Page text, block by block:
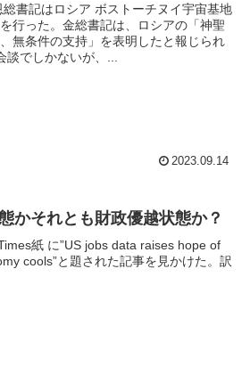
書記はロシア ボストーチヌイ宇宙基地
行った。金総書記は、ロシアの「神聖
無条件の支持」を表明したと報じられ
でしかないが、...
2023.09.14
かそれとも財政優越状態か？
紙 に”US jobs data raises hope of
cools”と題された記事を見かけた。訳